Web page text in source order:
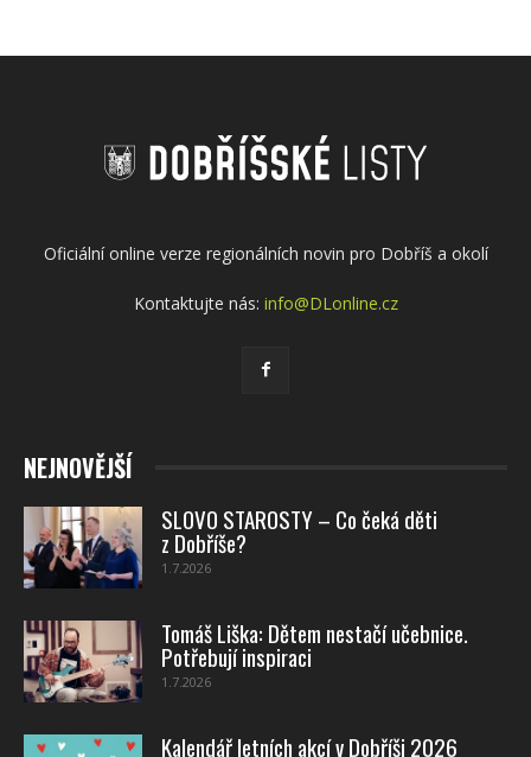
Oficiální online verze regionálních novin pro Dobříš a okolí
Kontaktujte nás: info@DLonline.cz
NEJNOVĚJŠÍ
SLOVO STAROSTY – Co čeká děti
z Dobříše?
1.7.2026
Tomáš Liška: Dětem nestačí učebnice.
Potřebují inspiraci
1.7.2026
Kalendář letních akcí v Dobříši 2026